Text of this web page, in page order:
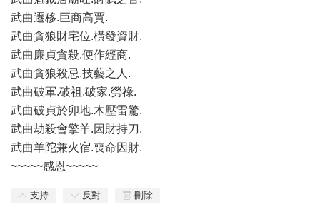
武曲遷移.巨商高賈.
武曲貪狼財宅位.橫發資財.
武曲廉貞貪殺.便作經商.
武曲貪狼殺忌.技藝之人.
武曲破軍.破祖.破家.勞祿.
武曲破貞於卯地.木壓雷驚.
武曲劫殺會擎羊.因財持刀.
武曲羊陀兼火宿.喪命因財.
~~~~~感恩~~~~~
支持 反對 刪除